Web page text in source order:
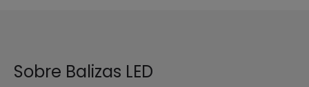
Sobre Balizas LED